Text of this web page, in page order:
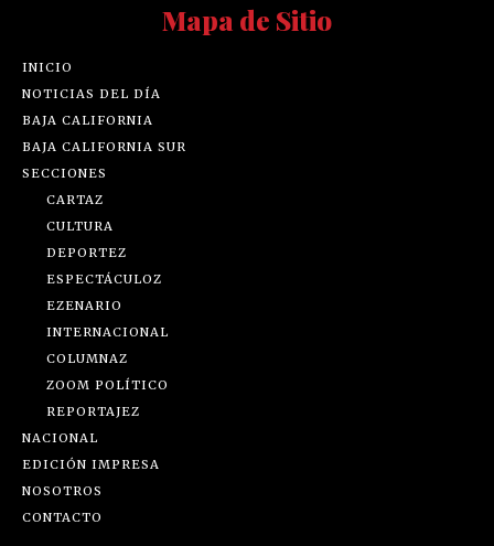
Mapa de Sitio
INICIO
NOTICIAS DEL DÍA
BAJA CALIFORNIA
BAJA CALIFORNIA SUR
SECCIONES
CARTAZ
CULTURA
DEPORTEZ
ESPECTÁCULOZ
EZENARIO
INTERNACIONAL
COLUMNAZ
ZOOM POLÍTICO
REPORTAJEZ
NACIONAL
EDICIÓN IMPRESA
NOSOTROS
CONTACTO